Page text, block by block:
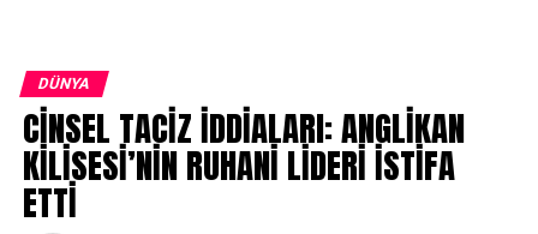
DÜNYA
CİNSEL TACİZ İDDİALARI: ANGLİKAN
KİLİSESİ’NİN RUHANİ LİDERİ İSTİFA
ETTİ